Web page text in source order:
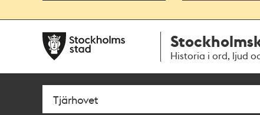
navigationen
huvudinnehållet
Historia i ord, ljud
Sök